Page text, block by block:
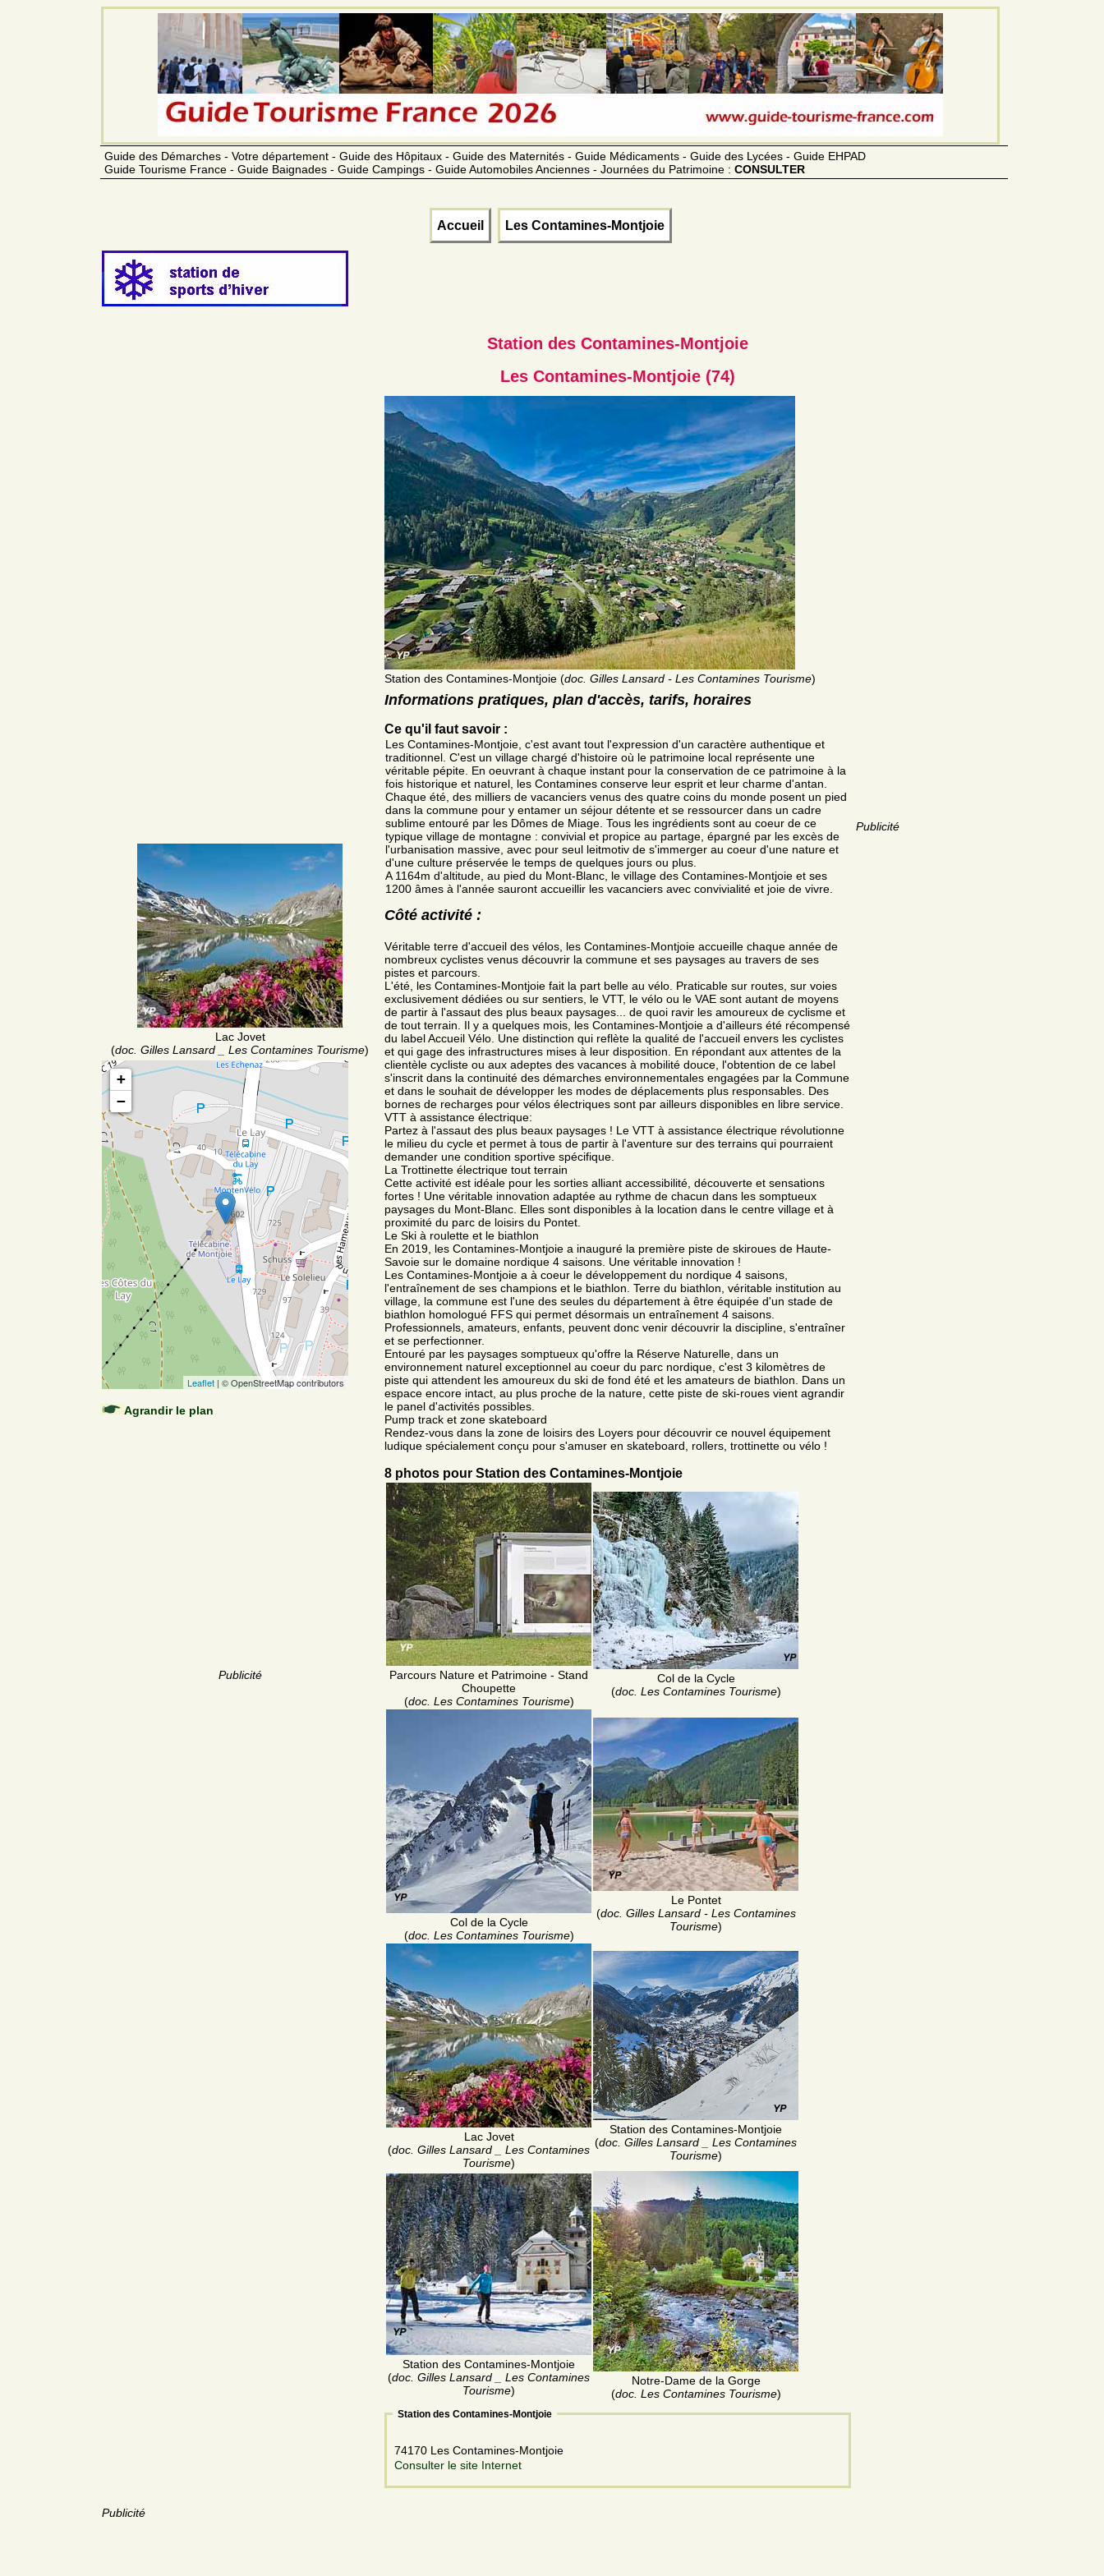
Guide des Démarches - Votre département - Guide des Hôpitaux - Guide des Maternités - Guide Médicaments - Guide des Lycées - Guide EHPAD
Guide Tourisme France - Guide Baignades - Guide Campings - Guide Automobiles Anciennes - Journées du Patrimoine : CONSULTER
Accueil Les Contamines-Montjoie
Lac Jovet
(doc. Gilles Lansard _ Les Contamines Tourisme)
+
−
Leaflet | © OpenStreetMap contributors
Agrandir le plan
Publicité
Publicité
Station des Contamines-Montjoie
Les Contamines-Montjoie (74)
Station des Contamines-Montjoie (doc. Gilles Lansard - Les Contamines Tourisme)
Informations pratiques, plan d'accès, tarifs, horaires
Ce qu'il faut savoir :
Les Contamines-Montjoie, c'est avant tout l'expression d'un caractère authentique et
traditionnel. C'est un village chargé d'histoire où le patrimoine local représente une
véritable pépite. En oeuvrant à chaque instant pour la conservation de ce patrimoine à la
fois historique et naturel, les Contamines conserve leur esprit et leur charme d'antan.
Chaque été, des milliers de vacanciers venus des quatre coins du monde posent un pied
dans la commune pour y entamer un séjour détente et se ressourcer dans un cadre
sublime entouré par les Dômes de Miage. Tous les ingrédients sont au coeur de ce
typique village de montagne : convivial et propice au partage, épargné par les excès de
l'urbanisation massive, avec pour seul leitmotiv de s'immerger au coeur d'une nature et
d'une culture préservée le temps de quelques jours ou plus.
A 1164m d'altitude, au pied du Mont-Blanc, le village des Contamines-Montjoie et ses
1200 âmes à l'année sauront accueillir les vacanciers avec convivialité et joie de vivre.
Côté activité :
Véritable terre d'accueil des vélos, les Contamines-Montjoie accueille chaque année de
nombreux cyclistes venus découvrir la commune et ses paysages au travers de ses
pistes et parcours.
L'été, les Contamines-Montjoie fait la part belle au vélo. Praticable sur routes, sur voies
exclusivement dédiées ou sur sentiers, le VTT, le vélo ou le VAE sont autant de moyens
de partir à l'assaut des plus beaux paysages... de quoi ravir les amoureux de cyclisme et
de tout terrain. Il y a quelques mois, les Contamines-Montjoie a d'ailleurs été récompensé
du label Accueil Vélo. Une distinction qui reflète la qualité de l'accueil envers les cyclistes
et qui gage des infrastructures mises à leur disposition. En répondant aux attentes de la
clientèle cycliste ou aux adeptes des vacances à mobilité douce, l'obtention de ce label
s'inscrit dans la continuité des démarches environnementales engagées par la Commune
et dans le souhait de développer les modes de déplacements plus responsables. Des
bornes de recharges pour vélos électriques sont par ailleurs disponibles en libre service.
VTT à assistance électrique:
Partez à l'assaut des plus beaux paysages ! Le VTT à assistance électrique révolutionne
le milieu du cycle et permet à tous de partir à l'aventure sur des terrains qui pourraient
demander une condition sportive spécifique.
La Trottinette électrique tout terrain
Cette activité est idéale pour les sorties alliant accessibilité, découverte et sensations
fortes ! Une véritable innovation adaptée au rythme de chacun dans les somptueux
paysages du Mont-Blanc. Elles sont disponibles à la location dans le centre village et à
proximité du parc de loisirs du Pontet.
Le Ski à roulette et le biathlon
En 2019, les Contamines-Montjoie a inauguré la première piste de skiroues de Haute-
Savoie sur le domaine nordique 4 saisons. Une véritable innovation !
Les Contamines-Montjoie a à coeur le développement du nordique 4 saisons,
l'entraînement de ses champions et le biathlon. Terre du biathlon, véritable institution au
village, la commune est l'une des seules du département à être équipée d'un stade de
biathlon homologué FFS qui permet désormais un entraînement 4 saisons.
Professionnels, amateurs, enfants, peuvent donc venir découvrir la discipline, s'entraîner
et se perfectionner.
Entouré par les paysages somptueux qu'offre la Réserve Naturelle, dans un
environnement naturel exceptionnel au coeur du parc nordique, c'est 3 kilomètres de
piste qui attendent les amoureux du ski de fond été et les amateurs de biathlon. Dans un
espace encore intact, au plus proche de la nature, cette piste de ski-roues vient agrandir
le panel d'activités possibles.
Pump track et zone skateboard
Rendez-vous dans la zone de loisirs des Loyers pour découvrir ce nouvel équipement
ludique spécialement conçu pour s'amuser en skateboard, rollers, trottinette ou vélo !
8 photos pour Station des Contamines-Montjoie
Parcours Nature et Patrimoine - Stand
Choupette
(doc. Les Contamines Tourisme)
Col de la Cycle
(doc. Les Contamines Tourisme)
Col de la Cycle
(doc. Les Contamines Tourisme)
Le Pontet
(doc. Gilles Lansard - Les Contamines
Tourisme)
Lac Jovet
(doc. Gilles Lansard _ Les Contamines
Tourisme)
Station des Contamines-Montjoie
(doc. Gilles Lansard _ Les Contamines
Tourisme)
Station des Contamines-Montjoie
(doc. Gilles Lansard _ Les Contamines
Tourisme)
Notre-Dame de la Gorge
(doc. Les Contamines Tourisme)
Station des Contamines-Montjoie
74170 Les Contamines-Montjoie
Consulter le site Internet
Publicité